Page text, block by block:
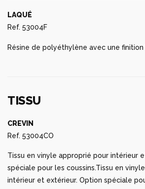
LAQUÉ
Ref. 53004F
Résine de polyéthylène avec une
TISSU
CREVIN
Ref. 53004CO
Tissu en vinyle approprié pour intérieur
spéciale pour les coussins.Tissu en
intérieur et extérieur. Option spéciale